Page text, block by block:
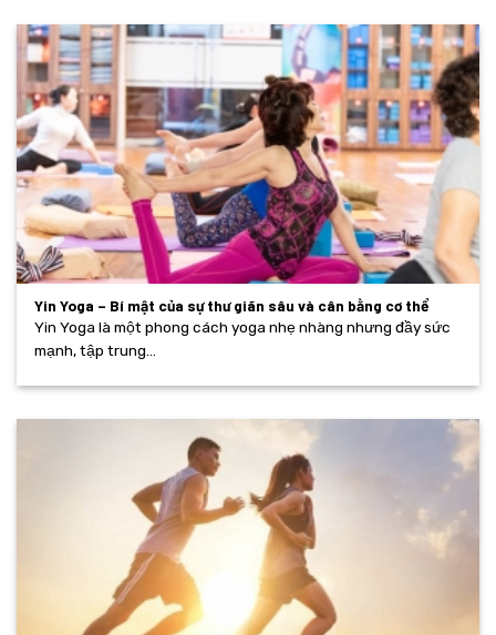
Yin Yoga – Bí mật của sự thư giãn sâu và cân bằng cơ thể
Yin Yoga là một phong cách yoga nhẹ nhàng nhưng đầy sức
mạnh, tập trung...